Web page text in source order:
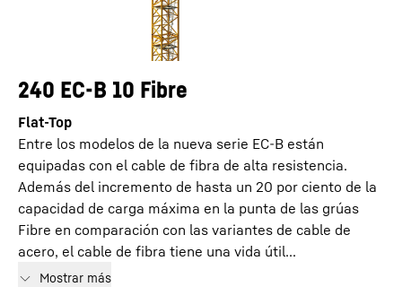
240 EC-B 10 Fibre
Flat-Top
Entre los modelos de la nueva serie EC-B están
equipadas con el cable de fibra de alta resistencia.
Además del incremento de hasta un 20 por ciento de la
capacidad de carga máxima en la punta de las grúas
Fibre en comparación con las variantes de cable de
acero, el cable de fibra tiene una vida útil...
Mostrar más